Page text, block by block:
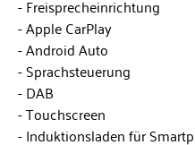
Freisprecheinrichtung
Apple CarPlay
Android Auto
Sprachsteuerung
DAB
Touchscreen
Induktionsladen für